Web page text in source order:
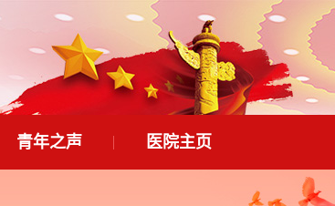
青年之声 医院主页